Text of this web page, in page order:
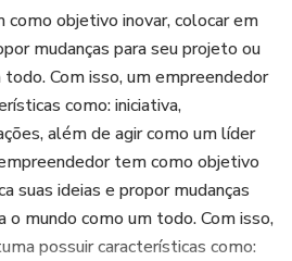
objetivo inovar, colocar em
mudanças para seu projeto ou
Com isso, um empreendedor
como: iniciativa,
além de agir como um líder
tem como objetivo
suas ideias e propor mudanças
o mundo como um todo. Com isso,
possuir características como: